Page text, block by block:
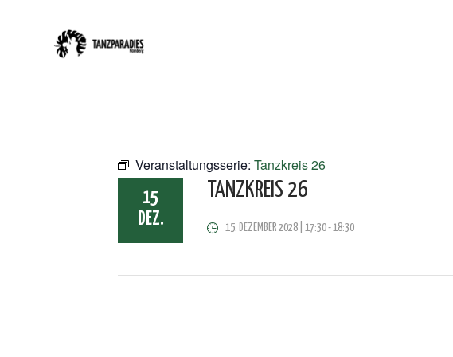
Veranstaltungsserie: Tanzkreis 26
15
DEZ.
TANZKREIS 26
15. DEZEMBER 2028 | 17:30-18:30